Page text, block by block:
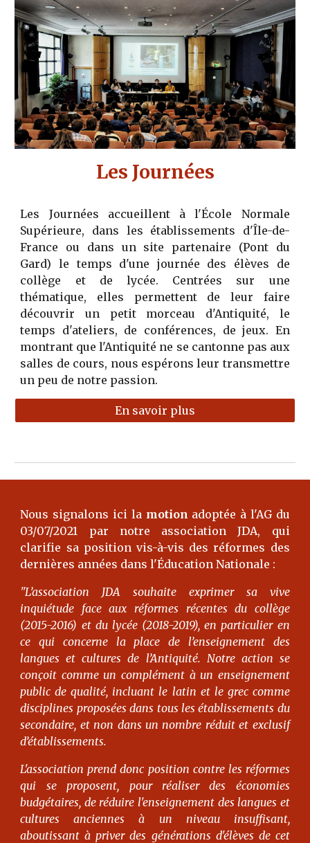
Les Journées
Les Journées accueillent à l'École Normale
Supérieure, dans les établissements d'Île-de-
France ou dans un site partenaire (Pont du
Gard) le temps d'une journée des élèves de
collège et de lycée. Centrées sur une
thématique, elles permettent de leur faire
découvrir un petit morceau d'Antiquité, le
temps d'ateliers, de conférences, de jeux. En
montrant que l'Antiquité ne se cantonne pas aux
salles de cours, nous espérons leur transmettre
un peu de notre passion.
En savoir plus
Nous signalons ici la motion adoptée à l'AG du
03/07/2021 par notre association JDA, qui
clarifie sa position vis-à-vis des réformes des
dernières années dans l'Éducation Nationale :
"L’association JDA souhaite exprimer sa vive
inquiétude face aux réformes récentes du collège
(2015-2016) et du lycée (2018-2019), en particulier en
ce qui concerne la place de l’enseignement des
langues et cultures de l’Antiquité. Notre action se
conçoit comme un complément à un enseignement
public de qualité, incluant le latin et le grec comme
disciplines proposées dans tous les établissements du
secondaire, et non dans un nombre réduit et exclusif
d’établissements.
L'association prend donc position contre les réformes
qui se proposent, pour réaliser des économies
budgétaires, de réduire l'enseignement des langues et
cultures anciennes à un niveau insuffisant,
aboutissant à priver des générations d'élèves de cet